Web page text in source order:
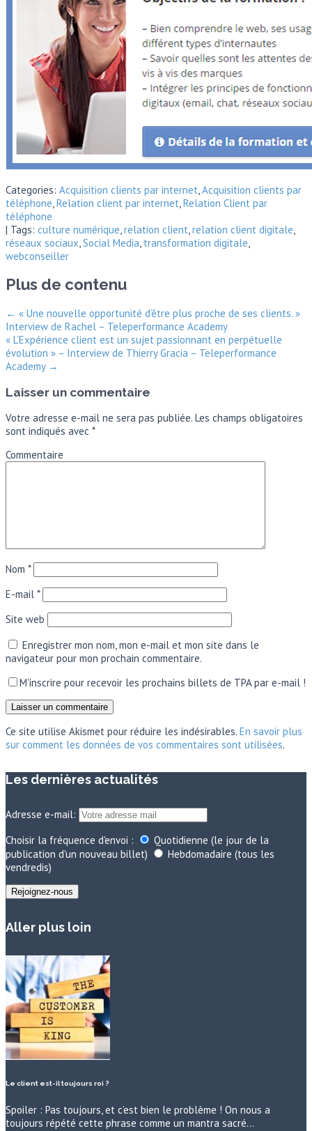
Categories: Acquisition clients par internet Acquisition clients par
téléphone Relation client par internet Relation Client par
téléphone
| Tags: culture numérique relation client relation client digitale
réseaux sociaux Social Media transformation digitale
webconseiller
Plus de contenu
← « Une nouvelle opportunité d’être plus proche de ses clients. »
Interview de Rachel – Teleperformance Academy
« L’Expérience client est un sujet passionnant en perpétuelle
évolution » – Interview de Thierry Gracia – Teleperformance
Academy →
Laisser un commentaire
Votre adresse e-mail ne sera pas publiée. Les champs obligatoires
sont indiqués avec *
Commentaire
Nom *
E-mail *
Site web
Enregistrer mon nom, mon e-mail et mon site dans le
navigateur pour mon prochain commentaire.
M'inscrire pour recevoir les prochains billets de TPA par e-mail !
Ce site utilise Akismet pour réduire les indésirables. En savoir plus
sur comment les données de vos commentaires sont utilisées.
Les dernières actualités
Adresse e-mail:
Choisir la fréquence d'envoi :
Quotidienne (le jour de la
publication d'un nouveau billet)
Hebdomadaire (tous les
vendredis)
Aller plus loin
Le client est-il toujours roi ?
Spoiler : Pas toujours, et c’est bien le problème ! On nous a
toujours répété cette phrase comme un mantra sacré…